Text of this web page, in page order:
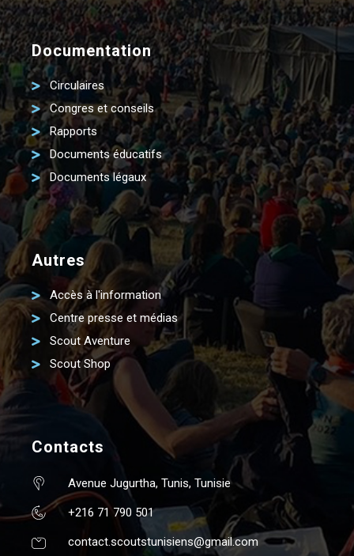
Documentation
Circulaires
Congres et conseils
Rapports
Documents éducatifs
Documents légaux
Autres
Accès à l'information
Centre presse et médias
Scout Aventure
Scout Shop
Contacts
Avenue Jugurtha, Tunis, Tunisie
+216 71 790 501
contact.scoutstunisiens@gmail.com